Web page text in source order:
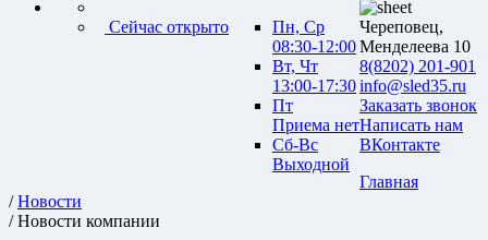
Сейчас открыто
Пн, Ср
08:30-12:00
Вт, Чт
13:00-17:30
Пт
Приема нет
Сб-Вс
Выходной
Череповец,
Менделеева 10
8(8202) 201-901
info@sled35.ru
Заказать звонок
Написать нам
ВКонтакте
Главная
/Новости
/ Новости компании